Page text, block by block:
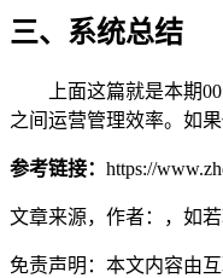
三、系统总结
上面这篇就是本期007
之间运营管理效率。如
参考链接： https://
文章来源，作者：，如
免责声明：本文内容由